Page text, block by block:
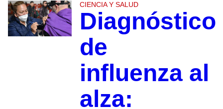
CIENCIA Y SALUD
Diagnóstico
de
influenza al
alza: